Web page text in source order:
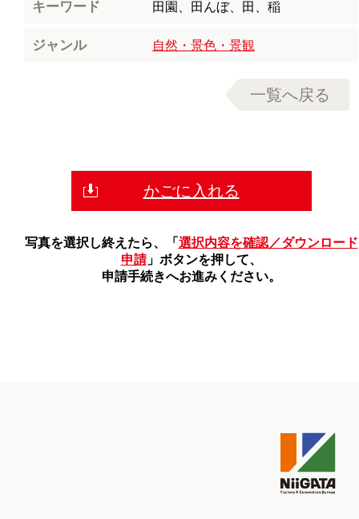
キーワード 田園、田んぼ、田、稲
ジャンル 自然・景色・景観
一覧へ戻る
かごに入れる
写真を選択し終えたら、「 選択内容を確認／ダウンロード
申請」ボタンを押して、
申請手続きへお進みください。